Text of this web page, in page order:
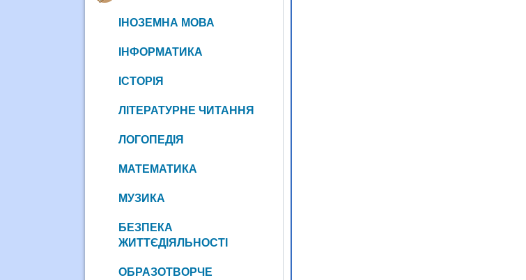
ІНОЗЕМНА МОВА
ІНФОРМАТИКА
ІСТОРІЯ
ЛІТЕРАТУРНЕ ЧИТАННЯ
ЛОГОПЕДІЯ
МАТЕМАТИКА
МУЗИКА
БЕЗПЕКА
ЖИТТЄДІЯЛЬНОСТІ
ОБРАЗОТВОРЧЕ